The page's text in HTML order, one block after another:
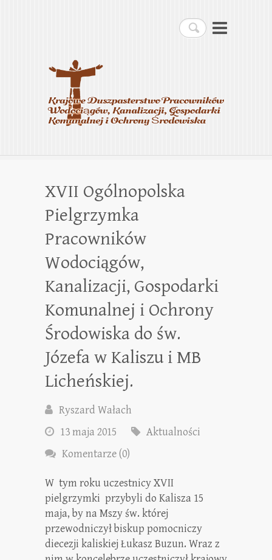
Szukaj
Krajowe Duszpasterstwo
Pracowników
Wodociągów, Kanalizacji,
Gospodarki Komunalnej i
Ochrony Środowiska
XVII Ogólnopolska
Pielgrzymka
Pracowników
Wodociągów,
Kanalizacji, Gospodarki
Komunalnej i Ochrony
Środowiska do św.
Józefa w Kaliszu i MB
Licheńskiej.
Ryszard Wałach
13 maja 2015
Aktualności
Komentarze (0)
W tym roku uczestnicy XVII
pielgrzymki przybyli do Kalisza 15
maja, by na Mszy św. której
przewodniczył biskup pomocniczy
diecezji kaliskiej Łukasz Buzun. Wraz z